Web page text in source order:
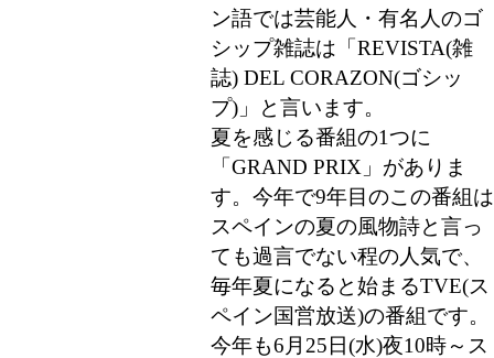
ン語では芸能人・有名人のゴ
シップ雑誌は「REVISTA(雑
誌) DEL CORAZON(ゴシッ
プ)」と言います。
夏を感じる番組の1つに
「GRAND PRIX」がありま
す。今年で9年目のこの番組は
スペインの夏の風物詩と言っ
ても過言でない程の人気で、
毎年夏になると始まるTVE(ス
ペイン国営放送)の番組です。
今年も6月25日(水)夜10時～ス